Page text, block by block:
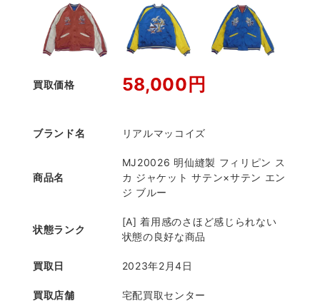
買取価格 58,000円
ブランド名 リアルマッコイズ
商品名
MJ20026 明仙縫製 フィリピン ス
カ ジャケット サテン×サテン エン
ジ ブルー
状態ランク
[A] 着用感のさほど感じられない
状態の良好な商品
買取日 2023年2月4日
買取店舗 宅配買取センター